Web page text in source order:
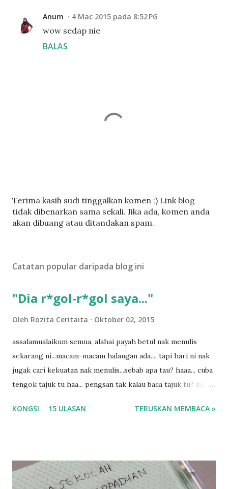
Anum 4 Mac 2015 pada 8:52 PG
wow sedap nie
BALAS
C
a
t
l
a
Terima kasih sudi tinggalkan komen :) Link blog
tidak dibenarkan sama sekali. Jika ada, komen anda
akan dibuang atau ditandakan spam.
Catatan popular daripada blog ini
"Dia r*gol-r*gol saya..."
Oleh Rozita Ceritaita Oktober 02, 2015
assalamualaikum semua, alahai payah betul nak menulis
sekarang ni...macam-macam halangan ada.... tapi hari ni nak
jugak cari kekuatan nak menulis...sebab apa tau? haaa... cuba
tengok tajuk tu haa... pengsan tak kalau baca tajuk tu? kalau
tau? yang sebut tu anak aku....diulangi ANAK AKU ....adoiiii
balik keja aku ajak la shah singgah Giant beli barang
sikit...dalam perjalanan dari dalam kereta tu biasalah kan
KONGSI 15 ULASAN TERUSKAN MEMBACA »